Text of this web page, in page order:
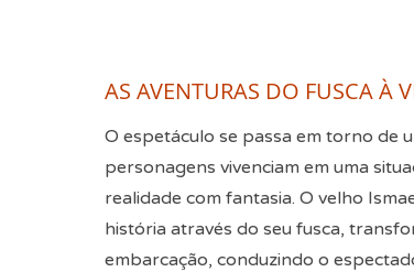
AS AVENTURAS DO FUSCA À
O espetáculo se passa em torno de
personagens vivenciam em uma
realidade com fantasia. O velho
história através do seu fusca,
embarcação, conduzindo o